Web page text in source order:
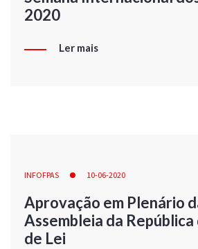
2020
Ler mais
INFOFPAS 10-06-2020
Aprovação em Plenário
Assembleia da
de Lei